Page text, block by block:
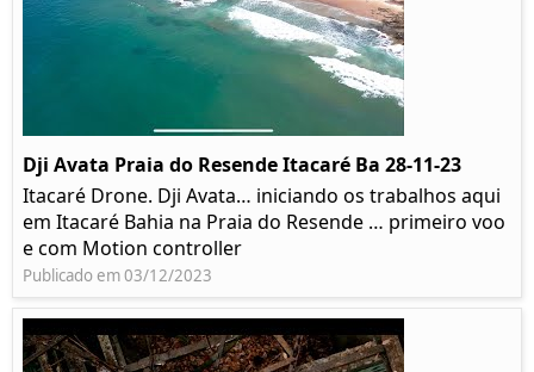
Dji Avata Praia do Resende Itacaré Ba 28-11-23
Itacaré Drone. Dji Avata… iniciando os trabalhos aqui
em Itacaré Bahia na Praia do Resende … primeiro voo
e com Motion controller
Publicado em 03/12/2023